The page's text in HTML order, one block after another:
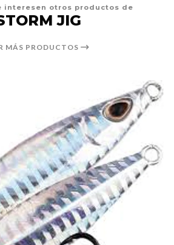
interesen otros productos de
JIG
MÁS PRODUCTOS